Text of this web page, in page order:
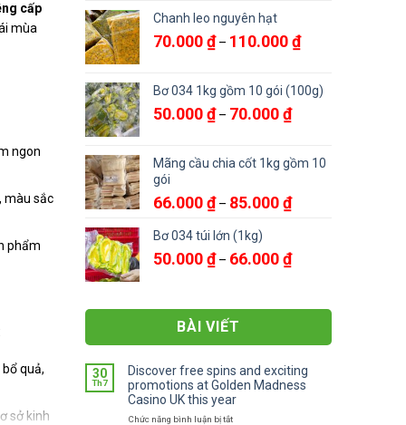
cấp
mùa
ngon
màu sắc
phẩm
quả,
sở kinh
Chanh leo nguyên hạt
70.000₫ – 110.000₫Khoảng
giá:
70.000 ₫
đến
Bơ 034 1kg gồm 10 gói (100g)
50.000₫ – 70.000₫Khoảng
giá:
50.000 ₫
70.000 ₫
Mãng cầu chia cốt 1kg gồm 10
gói
66.000₫ – 85.000₫Khoảng
giá:
66.000 ₫
đến
Bơ 034 túi lớn (1kg)
50.000₫ – 66.000₫Khoảng
giá:
BÀI VIẾT
30
Th7
Discover free spins and exciting
promotions at Golden Madness
Casino UK this year
Chức năng bình luận bị tắtở